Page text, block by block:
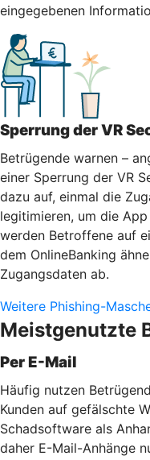
eingegebenen
Sperrung der VR
Betrügende warnen –
einer Sperrung der VR
dazu auf, einmal die
legitimieren, um die
werden Betroffene auf
dem OnlineBanking
Zugangsdaten ab.
Weitere Phishing-
Meistgenutzte
Per E-Mail
Häufig nutzen
Kunden auf gefälschte
Schadsoftware als
daher E-Mail-Anhänge